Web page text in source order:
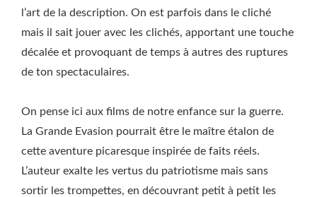
l’art de la description. On est parfois dans le cliché
mais il sait jouer avec les clichés, apportant une touche
décalée et provoquant de temps à autres des ruptures
de ton spectaculaires.
On pense ici aux films de notre enfance sur la guerre.
La Grande Evasion pourrait être le maître étalon de
cette aventure picaresque inspirée de faits réels.
L’auteur exalte les vertus du patriotisme mais sans
sortir les trompettes, en découvrant petit à petit les